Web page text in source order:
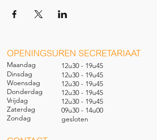
OPENINGSUREN SECRETARIAAT
Maandag
Dinsdag
Woensdag
Donderdag
Vrijdag
Zaterdag
Zondag
12u30 - 19u45
12u30 - 19u45
12u30 - 19u45
12u30 - 19u45
12u30 - 19u45
09u30 - 14u00
gesloten